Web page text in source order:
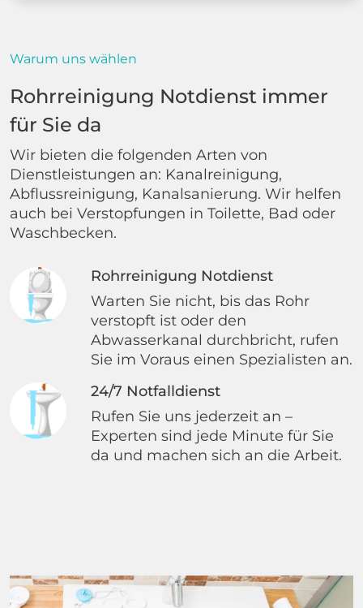
Warum uns wählen
Rohrreinigung Notdienst immer
für Sie da
Wir bieten die folgenden Arten von
Dienstleistungen an: Kanalreinigung,
Abflussreinigung, Kanalsanierung. Wir helfen
auch bei Verstopfungen in Toilette, Bad oder
Waschbecken.
Rohrreinigung Notdienst
Warten Sie nicht, bis das Rohr
verstopft ist oder den
Abwasserkanal durchbricht, rufen
Sie im Voraus einen Spezialisten an.
24/7 Notfalldienst
Rufen Sie uns jederzeit an –
Experten sind jede Minute für Sie
da und machen sich an die Arbeit.